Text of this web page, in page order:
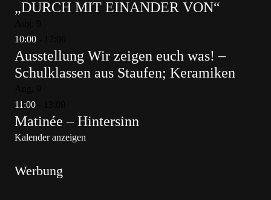
„DURCH MIT EINANDER VON“
10:00
Ausstellung Wir zeigen euch was! –
Schulklassen aus Staufen; Keramiken
11:00
Matinée – Hintersinn
Kalender anzeigen
Werbung